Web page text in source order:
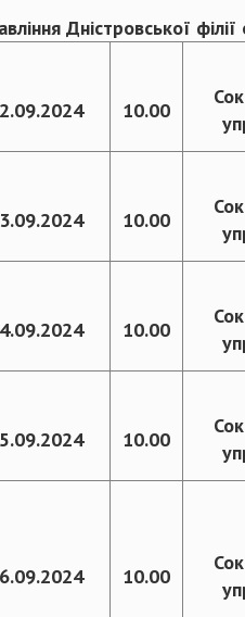
Дністровської
10.00
10.00
10.00
10.00
10.00